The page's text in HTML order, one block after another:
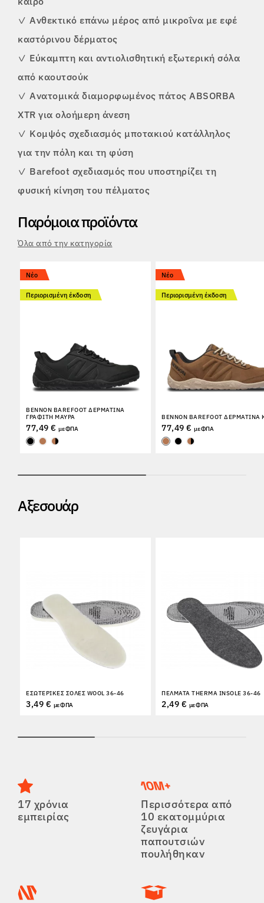
✓ Ανθεκτικό επάνω μέρος από μικροΐνα με εφέ
καστόρινου δέρματος
✓ Εύκαμπτη και αντιολισθητική εξωτερική σόλα
από καουτσούκ
✓ Ανατομικά διαμορφωμένος πάτος ABSORBA
XTR για ολοήμερη άνεση
✓ Κομψός σχεδιασμός μποτακιού κατάλληλος
για την πόλη και τη φύση
✓ Barefoot σχεδιασμός που υποστηρίζει τη
φυσική κίνηση του πέλματος
Παρόμοια προϊόντα
Όλα από την κατηγορία
Νέο
Περιορισμένη έκδοση
BENNON BAREFOOT ΔΕΡΜΆΤΙΝΑ
ΓΡΑΦΊΤΗ ΜΑΎΡΑ
77,49 € με ΦΠΑ
Νέο
Περιορισμένη έκδοση
BENNON BAREFOOT
77,49 € με ΦΠΑ
Αξεσουάρ
ΕΣΩΤΕΡΙΚΈΣ ΣΌΛΕΣ WOOL 36-46
3,49 € με ΦΠΑ
ΠΈΛΜΑΤΑ THERMA INSOLE 36-46
2,49 € με ΦΠΑ
17 χρόνια
εμπειρίας
Περισσότερα από
10 εκατομμύρια
ζευγάρια
παπουτσιών
πουλήθηκαν